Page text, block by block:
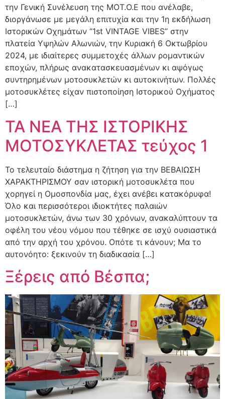
την Γενική Συνέλευση της ΜΟΤ.Ο.Ε που ανέλαβε,
διοργάνωσε με μεγάλη επιτυχία και την 1η εκδήλωση
Ιστορικών Οχημάτων “1st VINTAGE VIBES” στην
πλατεία Υψηλών Αλωνιών, την Κυριακή 6 Οκτωβρίου
2024, με ιδιαίτερες συμμετοχές άλλων ρομαντικών
εποχών, πλήρως ανακατασκευασμένων κι αψόγως
συντηρημένων μοτοσυκλετών κι αυτοκινήτων. Πολλές
μοτοσυκλέτες είχαν πιστοποίηση Ιστορικού Οχήματος
[…]
ΤΑ ΝΕΑ ΤΗΣ ΙΣΤΟΡΙΚΗΣ
ΜΟΤΟΣΥΚΛΕΤΑΣ τεύχος 1
Το τελευταίο διάστημα η ζήτηση για την ΒΕΒΑΙΩΣΗ
ΧΑΡΑΚΤΗΡΙΣΜΟΥ σαν ιστορική μοτοσυκλέτα που
χορηγεί η Ομοσπονδία μας, έχει ανέβει κατακόρυφα!
Όλο και περισσότεροι ιδιοκτήτες παλαιών
μοτοσυκλετών, άνω των 30 χρόνων, ανακαλύπτουν τα
οφέλη του νέου νόμου που τέθηκε σε ισχύ ουσιαστικά
από την αρχή του χρόνου. Οπότε τι κάνουν; Μα το
αυτονόητο: ξεκινούν τη διαδικασία […]
Ξέρεις από Βέσπα;